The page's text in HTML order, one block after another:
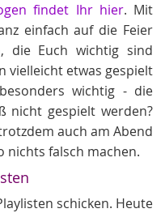
findet Ihr hier. Mit
einfach auf die Feier
die Euch wichtig sind
vielleicht etwas gespielt
wichtig - die
nicht gespielt werden?
auch am Abend
nichts falsch machen.
schicken. Heute